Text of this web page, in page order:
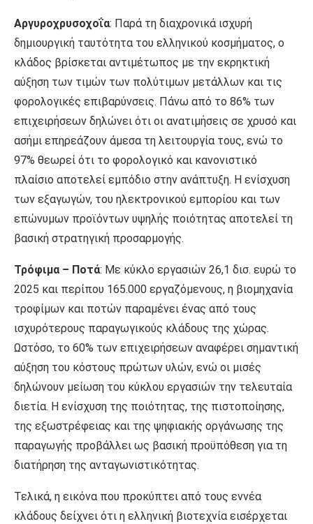
Αργυροχρυσοχοΐα: Παρά τη διαχρονικά ισχυρή
δημιουργική ταυτότητα του ελληνικού κοσμήματος, ο
κλάδος βρίσκεται αντιμέτωπος με την εκρηκτική
αύξηση των τιμών των πολύτιμων μετάλλων και τις
φορολογικές επιβαρύνσεις. Πάνω από το 86% των
επιχειρήσεων δηλώνει ότι οι ανατιμήσεις σε χρυσό και
ασήμι επηρεάζουν άμεσα τη λειτουργία τους, ενώ το
97% θεωρεί ότι το φορολογικό και κανονιστικό
πλαίσιο αποτελεί εμπόδιο στην ανάπτυξη. Η ενίσχυση
των εξαγωγών, του ηλεκτρονικού εμπορίου και των
επώνυμων προϊόντων υψηλής ποιότητας αποτελεί τη
βασική στρατηγική προσαρμογής.
Τρόφιμα – Ποτά: Με κύκλο εργασιών 26,1 δισ. ευρώ το
2025 και περίπου 165.000 εργαζόμενους, η βιομηχανία
τροφίμων και ποτών παραμένει ένας από τους
ισχυρότερους παραγωγικούς κλάδους της χώρας.
Ωστόσο, το 60% των επιχειρήσεων αναφέρει σημαντική
αύξηση του κόστους πρώτων υλών, ενώ οι μισές
δηλώνουν μείωση του κύκλου εργασιών την τελευταία
διετία. Η ενίσχυση της ποιότητας, της πιστοποίησης,
της εξωστρέφειας και της ψηφιακής οργάνωσης της
παραγωγής προβάλλει ως βασική προϋπόθεση για τη
διατήρηση της ανταγωνιστικότητας.
Τελικά, η εικόνα που προκύπτει από τους εννέα
κλάδους δείχνει ότι η ελληνική βιοτεχνία εισέρχεται